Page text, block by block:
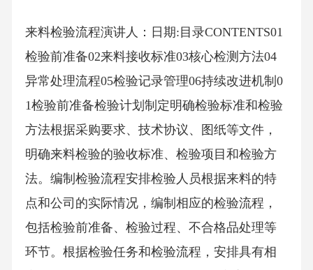
来料检验流程演讲人：日期:目录CONTENTS01
检验前准备02来料接收标准03核心检测方法04
异常处理流程05检验记录管理06持续改进机制0
1检验前准备检验计划制定明确检验标准和检验
方法根据采购要求、技术协议、图纸等文件，
明确来料检验的验收标准、检验项目和检验方
法。编制检验流程安排检验人员根据来料的特
点和公司的实际情况，编制相应的检验流程，
包括检验前准备、检验过程、不合格品处理等
环节。根据检验任务和检验流程，安排具有相